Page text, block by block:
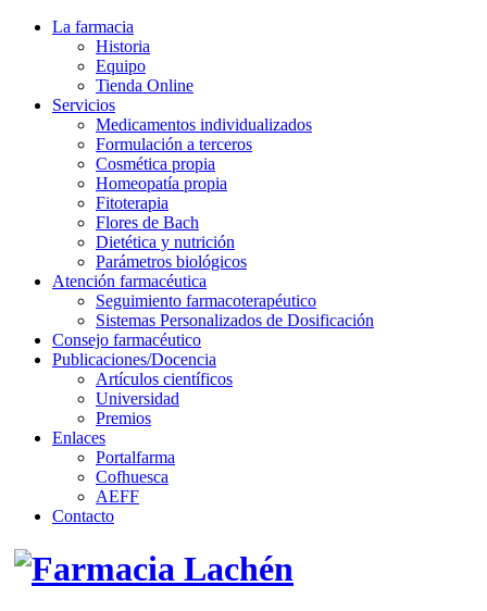
La farmacia
Historia
Equipo
Tienda Online
Servicios
Medicamentos individualizados
Formulación a terceros
Cosmética propia
Homeopatía propia
Fitoterapia
Flores de Bach
Dietética y nutrición
Parámetros biológicos
Atención farmacéutica
Seguimiento farmacoterapéutico
Sistemas Personalizados de Dosificación
Consejo farmacéutico
Publicaciones/Docencia
Artículos científicos
Universidad
Premios
Enlaces
Portalfarma
Cofhuesca
AEFF
Contacto